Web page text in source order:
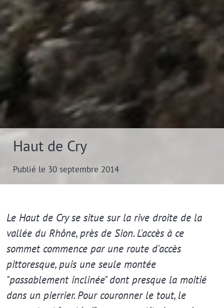
Haut de Cry
Publié le 30 septembre 2014
Extrait
Le Haut de Cry se situe sur la rive droite de la
vallée du Rhône, près de Sion. L'accès à ce
sommet commence par une route d'accès
pittoresque, puis une seule montée
"passablement inclinée" dont presque la moitié
dans un pierrier. Pour couronner le tout, le